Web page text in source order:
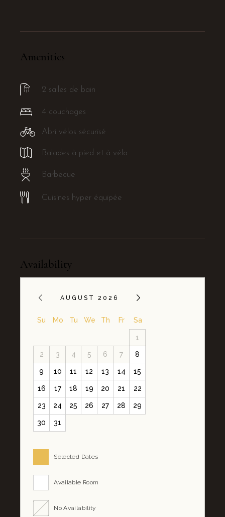
Amenities
2 salles de bain
4 couchages
Abri vélos sécurisé
Balades à pied et à vélo
Barbecue
Cuisines hyper équipée
Availability
AUGUST 2026
Su Mo Tu We Th Fr Sa
1
2 3 4 5 6 7 8
9 10 11 12 13 14 15
16 17 18 19 20 21 22
23 24 25 26 27 28 29
30 31
Selected Dates
Available Room
No Availability